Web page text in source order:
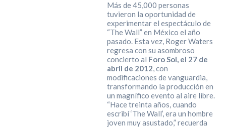
Más de 45,000 personas
tuvieron la oportunidad de
experimentar el espectáculo de
“The Wall” en México el año
pasado. Esta vez, Roger Waters
regresa con su asombroso
concierto al Foro Sol, el 27 de
abril de 2012, con
modificaciones de vanguardia,
transformando la producción en
un magnífico evento al aire libre.
“Hace treinta años, cuando
escribí ‘The Wall’, era un hombre
joven muy asustado,” recuerda